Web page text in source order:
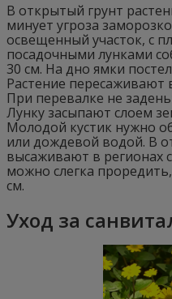
В открытый грунт
минует угроза
освещенный участок, с
посадочными лунками
30 см. На дно ямки
Растение пересаживают
При перевалке не
Лунку засыпают слоем
Молодой кустик нужно
или дождевой водой. В
высаживают в регионах
можно слегка
см.
Уход за